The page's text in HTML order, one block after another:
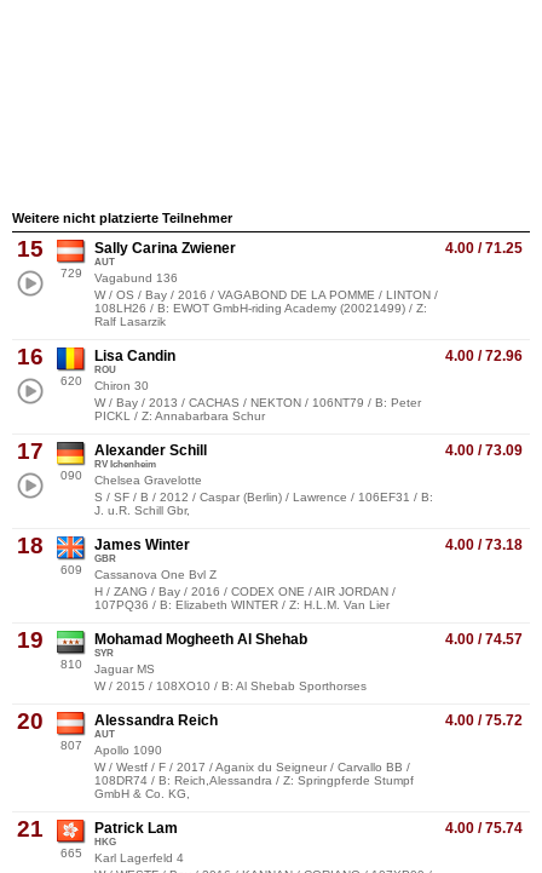
Weitere nicht platzierte Teilnehmer
15
729
4.00 / 71.25
Sally Carina Zwiener
AUT
Vagabund 136
W / OS / Bay / 2016 / VAGABOND DE LA POMME / LINTON /
108LH26 / B: EWOT GmbH-riding Academy (20021499) / Z:
Ralf Lasarzik
16
620
4.00 / 72.96
Lisa Candin
ROU
Chiron 30
W / Bay / 2013 / CACHAS / NEKTON / 106NT79 / B: Peter
PICKL / Z: Annabarbara Schur
17
090
4.00 / 73.09
Alexander Schill
RV Ichenheim
Chelsea Gravelotte
S / SF / B / 2012 / Caspar (Berlin) / Lawrence / 106EF31 / B:
J. u.R. Schill Gbr,
18
609
4.00 / 73.18
James Winter
GBR
Cassanova One Bvl Z
H / ZANG / Bay / 2016 / CODEX ONE / AIR JORDAN /
107PQ36 / B: Elizabeth WINTER / Z: H.L.M. Van Lier
19
810
4.00 / 74.57
Mohamad Mogheeth Al Shehab
SYR
Jaguar MS
W / 2015 / 108XO10 / B: Al Shebab Sporthorses
20
807
4.00 / 75.72
Alessandra Reich
AUT
Apollo 1090
W / Westf / F / 2017 / Aganix du Seigneur / Carvallo BB /
108DR74 / B: Reich,Alessandra / Z: Springpferde Stumpf
GmbH & Co. KG,
21
665
4.00 / 75.74
Patrick Lam
HKG
Karl Lagerfeld 4